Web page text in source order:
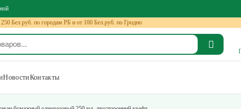
Бел.руб. по городам РБ и от 100 Бел.руб. по Гродно
НовостиКонтакты